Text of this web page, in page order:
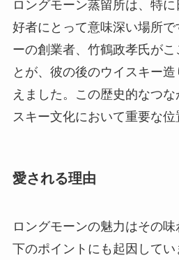
ロングモーン蒸留所は、特
好者にとって意味深い場所
ーの創業者、竹鶴政孝氏がこ
とが、彼の後のウイスキー
えました。この歴史的なつ
スキー文化において重要な位
愛される理由
ロングモーンの魅力はその
下のポイントにも起因してい